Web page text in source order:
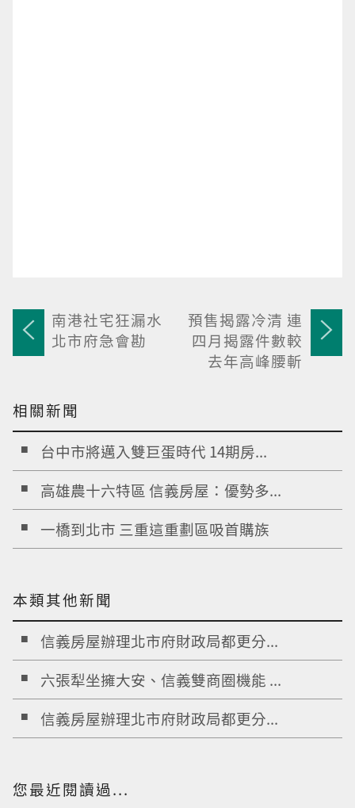
南港社宅狂漏水
北市府急會勘
預售揭露冷清 連
四月揭露件數較
去年高峰腰斬
相關新聞
台中市將邁入雙巨蛋時代 14期房...
高雄農十六特區 信義房屋：優勢多...
一橋到北市 三重這重劃區吸首購族
本類其他新聞
信義房屋辦理北市府財政局都更分...
六張犁坐擁大安、信義雙商圈機能 ...
信義房屋辦理北市府財政局都更分...
您最近閱讀過...